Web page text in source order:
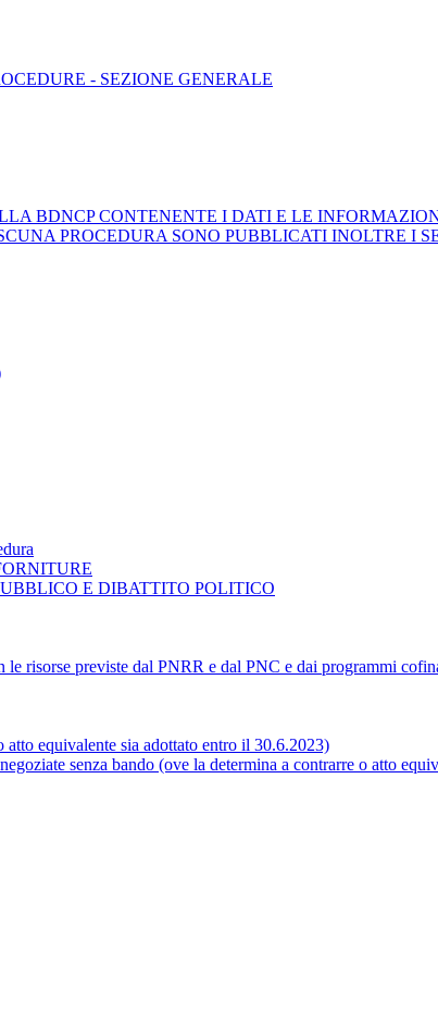
- SEZIONE GENERALE
BDNCP CONTENENTE I DATI E LE
PROCEDURA SONO PUBBLICATI INOLTRE I
E DIBATTITO POLITICO
risorse previste dal PNRR e dal PNC e dai programmi
equivalente sia adottato entro il 30.6.2023)
senza bando (ove la determina a contrarre o atto